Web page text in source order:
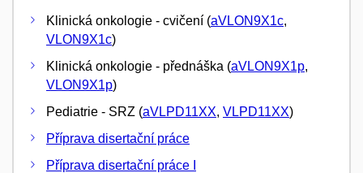
Klinická onkologie - cvičení (aVLON9X1c,
VLON9X1c)
Klinická onkologie - přednáška (aVLON9X1p,
VLON9X1p)
Pediatrie - SRZ (aVLPD11XX, VLPD11XX)
Příprava disertační práce
Příprava disertační práce I